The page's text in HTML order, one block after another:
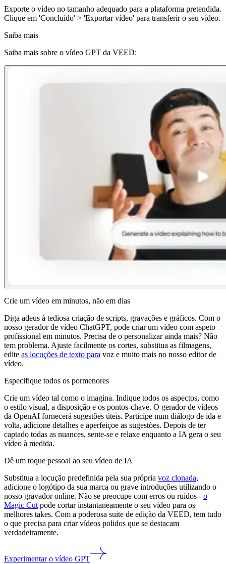
Exporte o vídeo no tamanho adequado para a plataforma pretendida.
Clique em 'Concluído' > 'Exportar vídeo' para transferir o seu vídeo.
Saiba mais
Saiba mais sobre o vídeo GPT da VEED:
Crie um vídeo em minutos, não em dias
Diga adeus à tediosa criação de scripts, gravações e gráficos. Com o
nosso gerador de vídeo ChatGPT, pode criar um vídeo com aspeto
profissional em minutos. Precisa de o personalizar ainda mais? Não
tem problema. Ajuste facilmente os cortes, substitua as filmagens,
edite as locuções de texto para voz e muito mais no nosso editor de
vídeo.
Especifique todos os pormenores
Crie um vídeo tal como o imagina. Indique todos os aspectos, como
o estilo visual, a disposição e os pontos-chave. O gerador de vídeos
da OpenAI fornecerá sugestões úteis. Participe num diálogo de ida e
volta, adicione detalhes e aperfeiçoe as sugestões. Depois de ter
captado todas as nuances, sente-se e relaxe enquanto a IA gera o seu
vídeo à medida.
Dê um toque pessoal ao seu vídeo de IA
Substitua a locução predefinida pela sua própria voz clonada,
adicione o logótipo da sua marca ou grave introduções utilizando o
nosso gravador online. Não se preocupe com erros ou ruídos - o
Magic Cut pode cortar instantaneamente o seu vídeo para os
melhores takes. Com a poderosa suite de edição da VEED, tem tudo
o que precisa para criar vídeos polidos que se destacam
verdadeiramente.
Experimentar o vídeo GPT